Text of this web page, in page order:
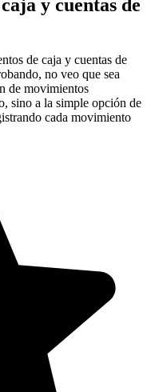
y cuentas de
de caja y cuentas de
no veo que sea
de movimientos
sino a la simple opción de
cada movimiento